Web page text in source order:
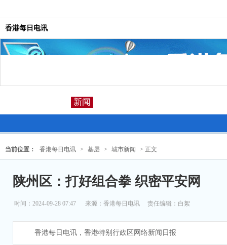
香港每日电讯
新闻
当前位置： 香港每日电讯 > 基层 > 城市新闻 > 正文
陕州区：打好组合拳 织密平安网
时间：2024-09-28 07:47 来源： 香港每日电讯 责任编辑：白絮
香港每日电讯，香港特别行政区网络新闻日报